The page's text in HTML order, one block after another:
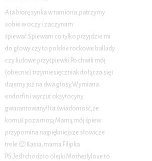
A ja biorę synka w ramiona,patrzymy
sobie w oczy i zaczynam
śpiewać.Śpiewam co tylko przyjdzie mi
do głowy czy to polskie rockowe ballady
czy ludowe przyśpiewki.Po chwili mój
(obecnie) trzymiesięczniak dołącza się i
dajemy już na dwa głosy.Wymiana
endorfin i wyrzut oksytocyny
gwarantowany!I ta świadomość,że
komuś poza moją Mamą mój śpiew
przypomina najpiękniejsze słowicze
trele 🙂 Kasia,mama Filipka
PS:Jeśli chodzi o olejki Motherlylove to